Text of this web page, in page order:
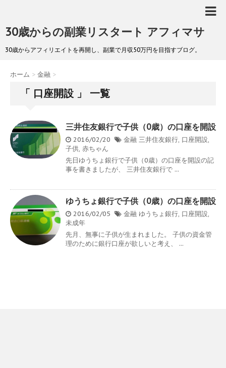
30歳からの副業リスタート アフィマサ
30歳からアフィリエイトを再開し、副業で月収50万円を目指すブログ。
ホーム > 金融 >
「 口座開設 」 一覧
三井住友銀行で子供（0歳）の口座を開設
2016/02/20 金融 三井住友銀行, 口座開設,
子供, 赤ちゃん
先日ゆうちょ銀行で子供（0歳）の口座を開設の記
事を書きましたが、 三井住友銀行で ...
ゆうちょ銀行で子供（0歳）の口座を開設
2016/02/05 金融 ゆうちょ銀行, 口座開設,
未成年
先月、無事に子供が生まれました。 子供の資金管
理のために銀行口座が欲しいと考え、 ...